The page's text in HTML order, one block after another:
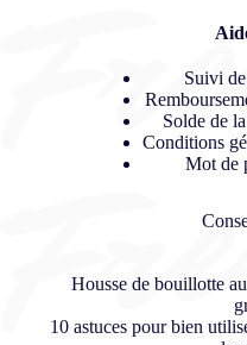
Suivi
Solde de
Conditions
Mot de
Housse de bouillotte
10 astuces pour bien